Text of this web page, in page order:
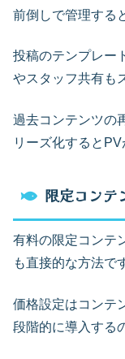
前倒しで管理する
投稿のテンプレー
やスタッフ共有も
過去コンテンツの
リーズ化するとPV
限定コンテ
有料の限定コンテ
も直接的な方法で
価格設定はコンテ
段階的に導入する